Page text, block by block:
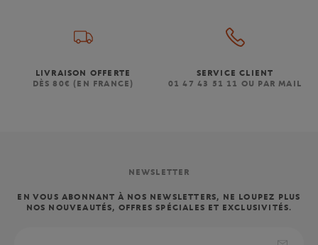
LIVRAISON OFFERTE
DÈS 80€ (EN FRANCE)
SERVICE CLIENT
01 47 43 51 11 OU PAR MAIL
NEWSLETTER
EN VOUS ABONNANT À NOS NEWSLETTERS, NE LOUPEZ PLUS
NOS NOUVEAUTÉS, OFFRES SPÉCIALES ET EXCLUSIVITÉS.